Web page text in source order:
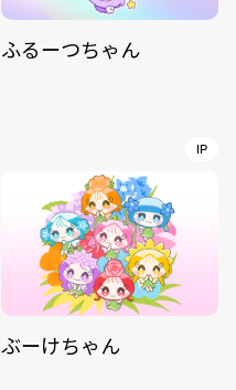
ふるーつちゃん
IP
ぶーけちゃん